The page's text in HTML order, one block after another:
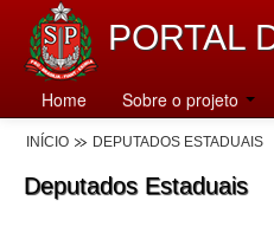
PORTAL
Home Sobre o projeto
INÍCIO DEPUTADOS ESTADUAIS
Deputados Estaduais